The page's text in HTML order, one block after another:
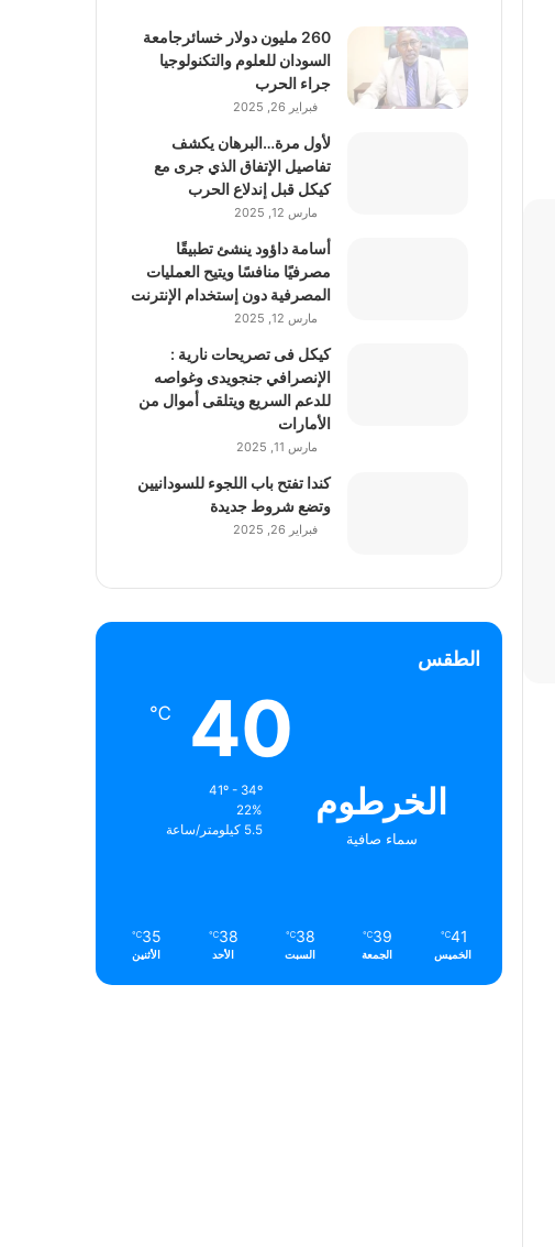
260 مليون دولار خسائرجامعة
السودان للعلوم والتكنولوجيا
جراء الحرب
فبراير 26, 2025
لأول مرة…البرهان يكشف
تفاصيل الإتفاق الذي جرى مع
كيكل قبل إندلاع الحرب
مارس 12, 2025
أسامة داؤود ينشئ تطبيقًا
مصرفيًا منافسًا ويتيح العمليات
المصرفية دون إستخدام الإنترنت
مارس 12, 2025
كيكل فى تصريحات نارية :
الإنصرافي جنجويدى وغواصه
للدعم السريع ويتلقى أموال من
الأمارات
مارس 11, 2025
كندا تفتح باب اللجوء للسودانيين
وتضع شروط جديدة
فبراير 26, 2025
الطقس
الخرطوم
سماء صافية
40
℃
22%
5.5 كيلومتر/ساعة
41
℃
الخميس
39
℃
الجمعة
38
℃
السبت
38
℃
الأحد
35
℃
الأثنين